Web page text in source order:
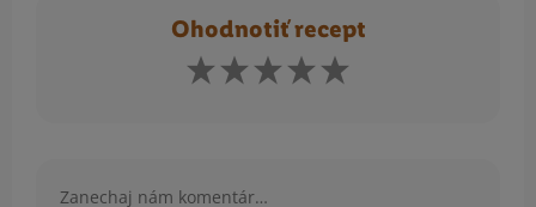
Ohodnotiť recept